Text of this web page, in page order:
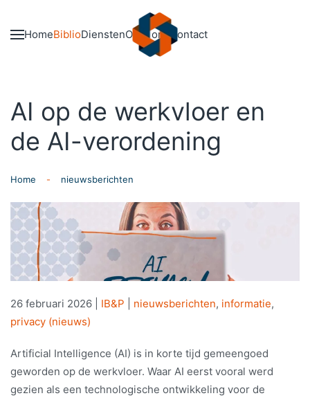
Skip to main content
HomeBiblioDienstenOver onsContact
AI op de werkvloer en
de AI-verordening
Home nieuwsberichten
26 februari 2026 IB&P nieuwsberichten, informatie,
privacy (nieuws)
Artificial Intelligence (AI) is in korte tijd gemeengoed
geworden op de werkvloer. Waar AI eerst vooral werd
gezien als een technologische ontwikkeling voor de